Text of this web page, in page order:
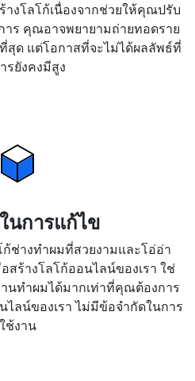
งโลโก้เนื่องจากช่วยให้คุณปรับ
ร คุณอาจพยายามถ่ายทอดราย
สุด แต่โอกาสที่จะไม่ได้ผลลัพธ์ที่
รยังคงมีสูง
นการแก้ไข
ช่างทำผมที่สวยงามและโอ่อ่า
สร้างโลโก้ออนไลน์ของเรา ใช่
นทำผมได้มากเท่าที่คุณต้องการ
ไลน์ของเรา ไม่มีข้อจำกัดในการ
ใช้งาน